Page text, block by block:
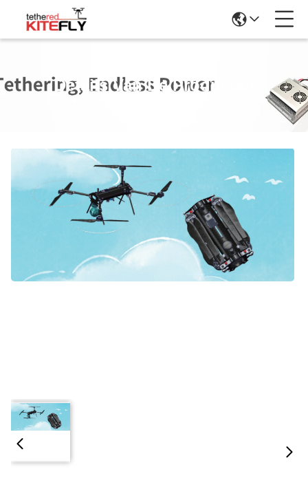
Details Van De Producten